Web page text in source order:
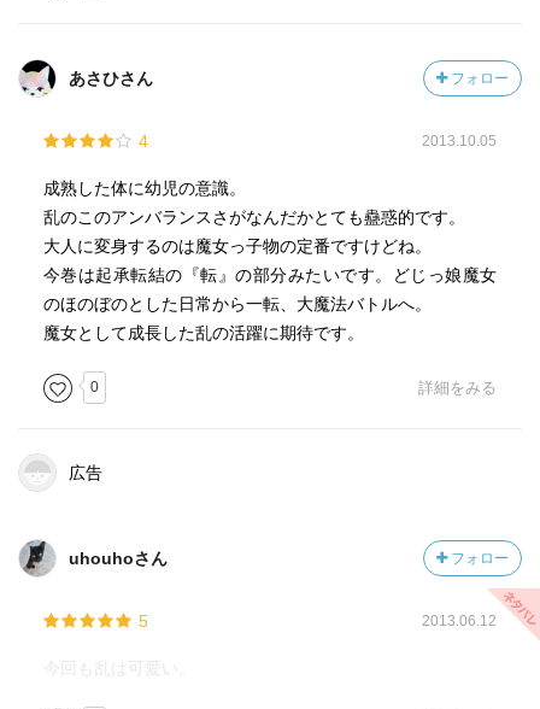
あさひさん フォロー
4 2013.10.05
成熟した体に幼児の意識。
乱のこのアンバランスさがなんだかとても蠱惑的です。
大人に変身するのは魔女っ子物の定番ですけどね。
今巻は起承転結の『転』の部分みたいです。どじっ娘魔女
のほのぼのとした日常から一転、大魔法バトルへ。
魔女として成長した乱の活躍に期待です。
0 詳細をみる
広告
uhouhoさん フォロー
5 2013.06.12
今回も乱は可愛い。